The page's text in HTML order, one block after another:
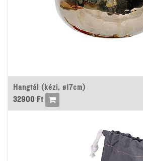
Hangtál (kézi, ø17cm)
32900 Ft